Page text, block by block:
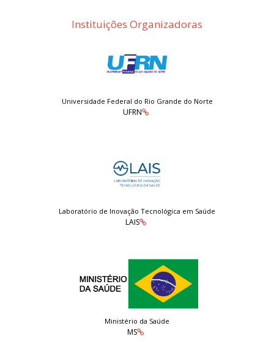
Instituições Organizadoras
Universidade Federal do Rio Grande do Norte
UFRN
Laboratório de Inovação Tecnológica em Saúde
LAIS
Ministério da Saúde
MS